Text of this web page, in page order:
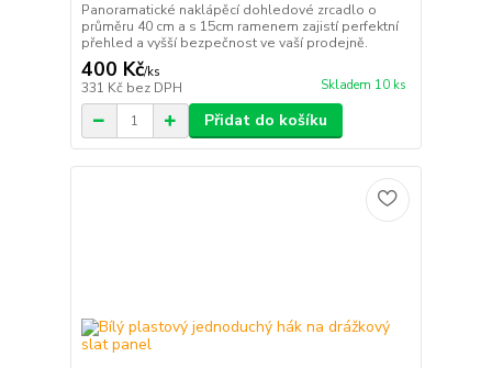
Panoramatické naklápěcí dohledové zrcadlo o
průměru 40 cm a s 15cm ramenem zajistí perfektní
přehled a vyšší bezpečnost ve vaší prodejně.
400 Kč/ks
331 Kč bez DPH Skladem 10 ks
Přidat do košíku